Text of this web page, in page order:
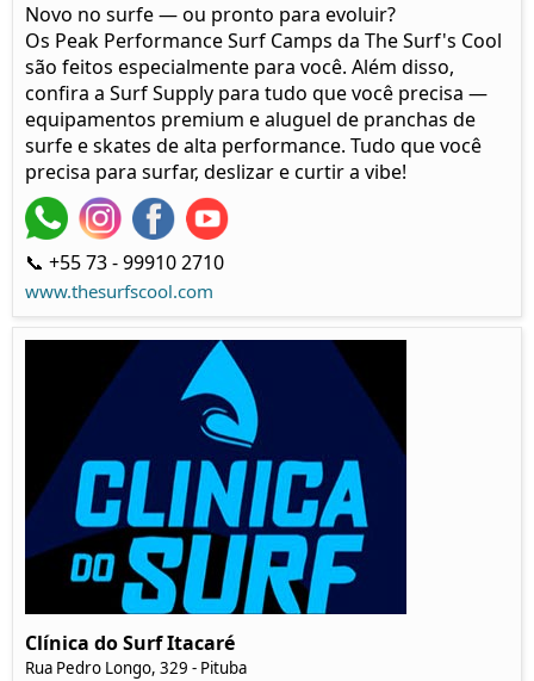
Novo no surfe — ou pronto para evoluir?
Os Peak Performance Surf Camps da The Surf's Cool
são feitos especialmente para você. Além disso,
confira a Surf Supply para tudo que você precisa —
equipamentos premium e aluguel de pranchas de
surfe e skates de alta performance. Tudo que você
precisa para surfar, deslizar e curtir a vibe!
📞 +55 73 - 99910 2710
www.thesurfscool.com
Clínica do Surf Itacaré
Rua Pedro Longo, 329 - Pituba